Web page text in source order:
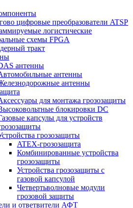
цифровые преобразователи ATSP
логистические
схемы FPGA
тракт
антенны
антенны
антенны
для монтажа грозозащиты
блокировки DC
капсулы для устройств
грозозащиты
ATEX-грозозащита
Комбинированные устройства
грозозащиты
Устройства грозозащиты с
газовой капсулой
Четвертьволновые модули
грозовой защиты
и ответвители АФТ